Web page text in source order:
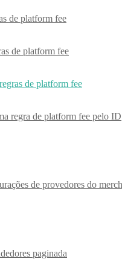
de platform fee
de platform fee
de platform fee
regra de platform fee pelo ID
de provedores do
paginada